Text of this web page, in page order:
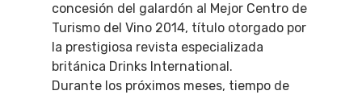
concesión del galardón al Mejor Centro de
Turismo del Vino 2014, título otorgado por
la prestigiosa revista especializada
británica Drinks International.
Durante los próximos meses, tiempo de